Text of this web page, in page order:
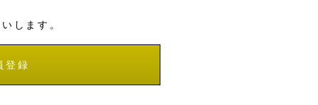
します。
登録